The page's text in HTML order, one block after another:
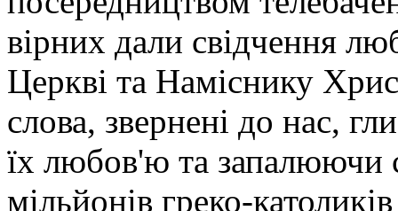
вірних дали свідчення
Церкві та Наміснику
слова, звернені до нас,
їх любов'ю та запалюючи
мільйонів греко-